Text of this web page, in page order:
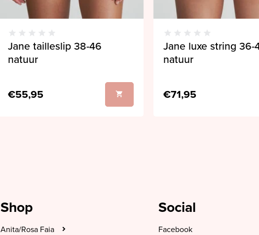
Jane tailleslip 38-46
natuur
€55,95
Jane luxe string 36-
natuur
€71,95
Shop
Anita/Rosa Faia
Social
Facebook